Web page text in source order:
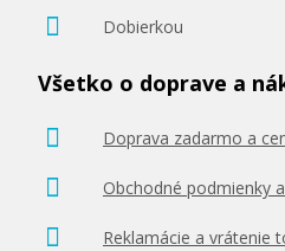
Dobierkou
Všetko o doprave a
Doprava zadarmo a
Obchodné podmienky
Reklamácie a vrátenie